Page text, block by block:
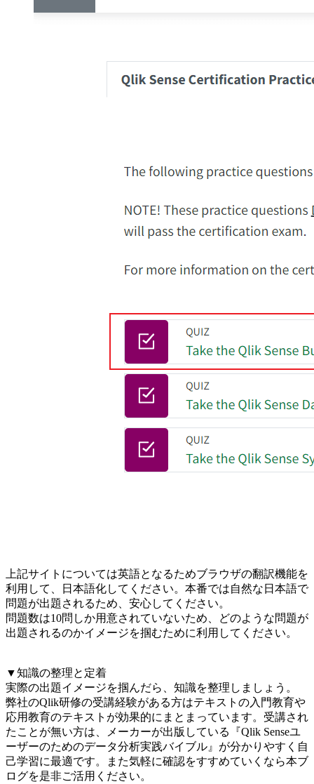
上記サイトについては英語となるためブラウザの翻訳機能を
利用して、日本語化してください。本番では自然な日本語で
問題が出題されるため、安心してください。
問題数は10問しか用意されていないため、どのような問題が
出題されるのかイメージを掴むために利用してください。
▼知識の整理と定着
実際の出題イメージを掴んだら、知識を整理しましょう。
弊社のQlik研修の受講経験がある方はテキストの入門教育や
応用教育のテキストが効果的にまとまっています。受講され
たことが無い方は、メーカーが出版している『Qlik Senseユ
ーザーのためのデータ分析実践バイブル』が分かりやすく自
己学習に最適です。また気軽に確認をすすめていくなら本ブ
ログを是非ご活用ください。